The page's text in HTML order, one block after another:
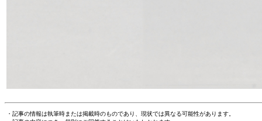
・記事の情報は執筆時または掲載時のものであり、現状では異なる可能性があります。